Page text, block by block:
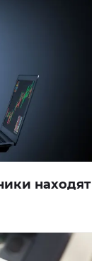
находят